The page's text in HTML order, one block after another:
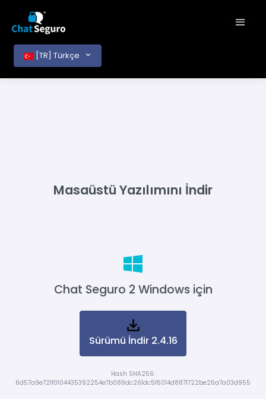
[TR] Türkçe
Masaüstü Yazılımını İndir
Chat Seguro 2 Windows için
Sürümü İndir 2.4.16
Hash SHA256:
6d57a9e721f0104435392254e7b086dc261dc5f6014d8871722be26a7a03d955